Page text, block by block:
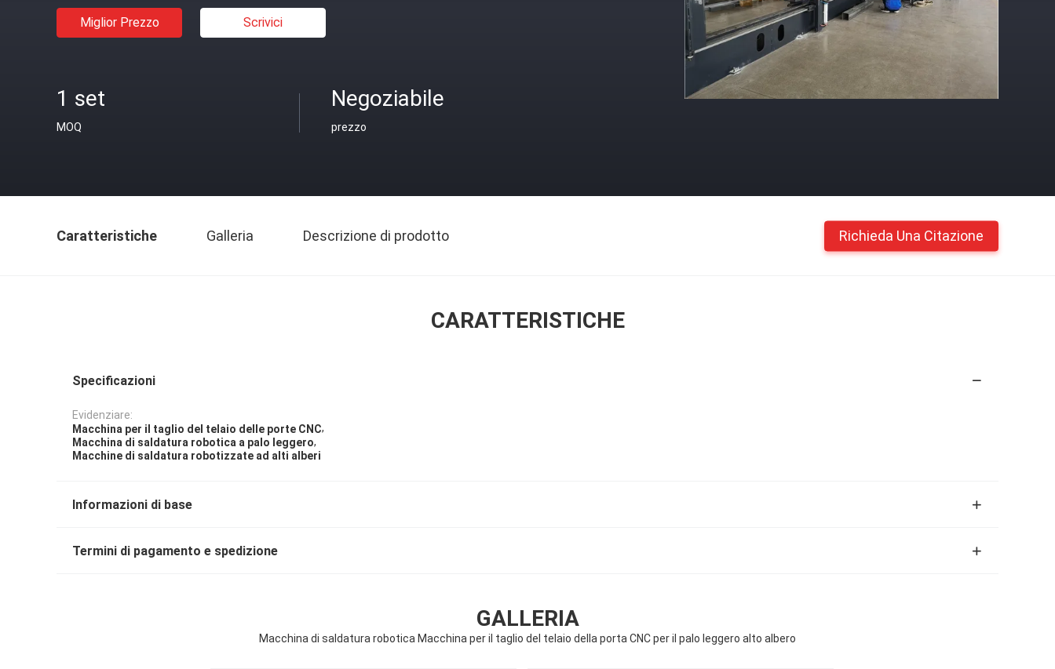
Miglior Prezzo Scrivici
1 set
MOQ
Negoziabile
prezzo
Caratteristiche Galleria Descrizione di prodotto Richieda Una Citazione
CARATTERISTICHE
Specificazioni
Evidenziare:
Macchina per il taglio del telaio delle porte CNC,
Macchina di saldatura robotica a palo leggero,
Macchine di saldatura robotizzate ad alti alberi
Informazioni di base
Termini di pagamento e spedizione
GALLERIA
Macchina di saldatura robotica Macchina per il taglio del telaio della porta CNC per il palo leggero alto albero